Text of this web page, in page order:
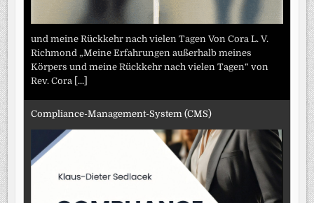
und meine Rückkehr nach vielen Tagen Von Cora L. V.
Richmond „Meine Erfahrungen außerhalb meines
Körpers und meine Rückkehr nach vielen Tagen“ von
Rev. Cora [...]
Compliance-Management-System (CMS)